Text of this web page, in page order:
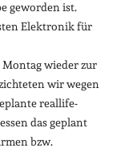
geworden ist.
Elektronik für
wieder zur
wir wegen
reallife-
das geplant
bzw.